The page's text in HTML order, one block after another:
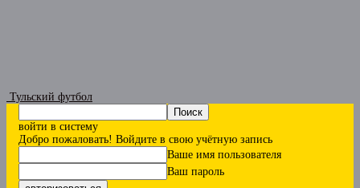
Тульский футбол
войти в систему
Добро пожаловать! Войдите в свою учётную запись
Ваше имя пользователя
Ваш пароль